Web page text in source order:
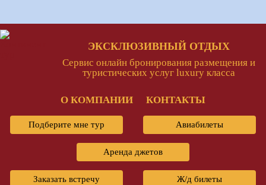
ЭКСКЛЮЗИВНЫЙ ОТДЫХ
Сервис онлайн бронирования размещения и
туристических услуг luxury класса
О КОМПАНИИ КОНТАКТЫ
Подберите мне тур Авиабилеты
Аренда джетов
Заказать встречу Ж/д билеты